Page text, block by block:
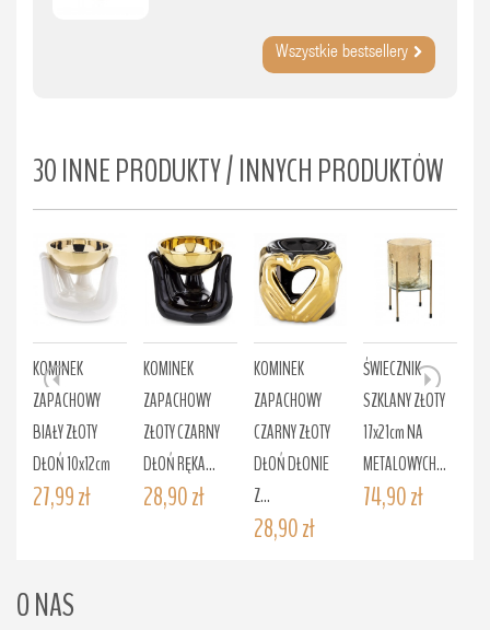
Wszystkie bestsellery
30 INNE PRODUKTY / INNYCH PRODUKTÓW
KOMINEK
ZAPACHOWY
BIAŁY ZŁOTY
DŁOŃ 10x12cm
27,99 zł
KOMINEK
ZAPACHOWY
ZŁOTY CZARNY
DŁOŃ RĘKA...
28,90 zł
KOMINEK
ZAPACHOWY
CZARNY ZŁOTY
DŁOŃ DŁONIE
Z...
28,90 zł
ŚWIECZNIK
SZKLANY ZŁOTY
17x21cm NA
METALOWYCH...
74,90 zł
O NAS